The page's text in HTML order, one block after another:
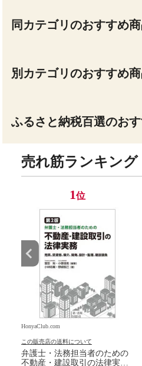
同カテゴリのおすすめ
別カテゴリのおすすめ
ふるさと納税百選のお
売れ筋ランキング
1位
HonyaClub.com
この販売店の送料について
弁護士・法務担当者のための
不動産・建設取引の法律実務